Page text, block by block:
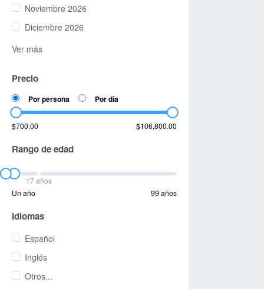
Noviembre 2026
Diciembre 2026
Ver más
Precio
Por persona Por día
$700.00 $106,800.00
Rango de edad
17 años
Un año
99 años
Idiomas
Español
Inglés
Otros...